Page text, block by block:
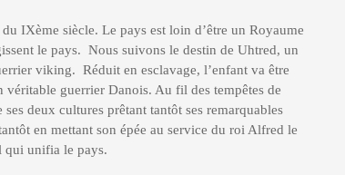
IXème siècle. Le pays est loin d’être un Royaume
le pays. Nous suivons le destin de Uhtred, un
viking. Réduit en esclavage, l’enfant va être
guerrier Danois. Au fil des tempêtes de
deux cultures prêtant tantôt ses remarquables
en mettant son épée au service du roi Alfred le
qui unifia le pays.